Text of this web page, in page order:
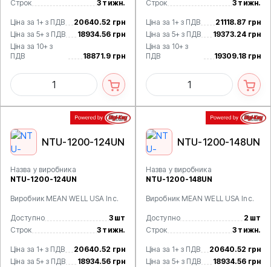
Строк
3 тижн.
Ціна за 1+ з ПДВ
20640.52 грн
Ціна за 5+ з ПДВ
18934.56 грн
Ціна за 10+ з
ПДВ
18871.9 грн
Строк
3 тижн.
Ціна за 1+ з ПДВ
21118.87 грн
Ціна за 5+ з ПДВ
19373.24 грн
Ціна за 10+ з
ПДВ
19309.18 грн
NTU-1200-124UN
Назва у виробника
NTU-1200-124UN
Виробник MEAN WELL USA Inc.
Доступно
3 шт
Строк
3 тижн.
Ціна за 1+ з ПДВ
20640.52 грн
Ціна за 5+ з ПДВ
18934.56 грн
NTU-1200-148UN
Назва у виробника
NTU-1200-148UN
Виробник MEAN WELL USA Inc.
Доступно
2 шт
Строк
3 тижн.
Ціна за 1+ з ПДВ
20640.52 грн
Ціна за 5+ з ПДВ
18934.56 грн